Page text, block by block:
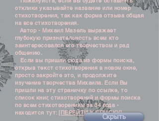
отклики указывайте название или номер
стихотворения, так как форма отзыва общая
на все стихотворения.
Автор - Михаил Мазель выражает
глубокую признательность всем кто
заинтересовался его творчеством и рад
общению.
Если вы пришли сюда из формы поиска,
открыв текст стихотворения в новом окне,
просто закройте это, и продолжите
изучение творчества Михаила. Если Вы
пришли на эту страничку по ссылке, то
список книг, стихотворений и формы поиска
по всем стихотворениям за 34 года -
находится тут: [ПЕРЕЙТИ К СПИСКУ]
Скрыть